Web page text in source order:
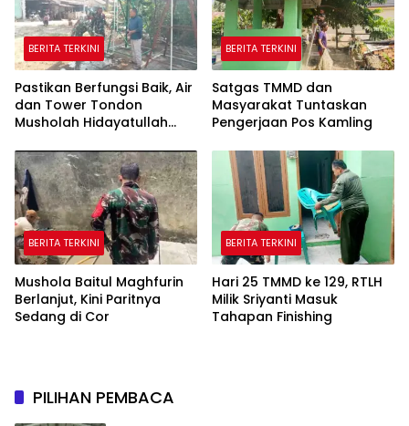
BERITA TERKINI
Pastikan Berfungsi Baik, Air
dan Tower Tondon
Musholah Hidayatullah
BERITA TERKINI
Satgas TMMD dan
Masyarakat Tuntaskan
Pengerjaan Pos Kamling
BERITA TERKINI
Mushola Baitul Maghfurin
Berlanjut, Kini Paritnya
Sedang di Cor
BERITA TERKINI
Hari 25 TMMD ke 129, RTLH
Milik Sriyanti Masuk
Tahapan Finishing
PILIHAN PEMBACA